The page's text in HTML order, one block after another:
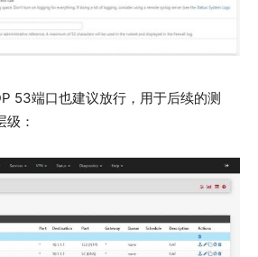
53端口也建议放行，用于后续的测
：